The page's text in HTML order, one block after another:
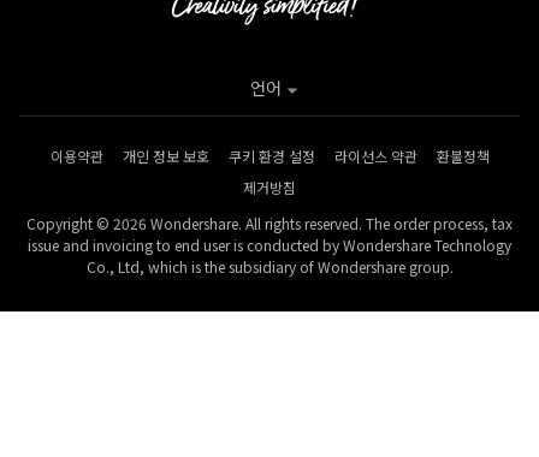
이용약관 개인 정보 보호 쿠키 환경 설정 라이선스 약관
환불정책
제거방침
Copyright © 2026 Wondershare. All rights reserved. The order process, tax
issue and invoicing to end user is conducted by Wondershare Technology
Co., Ltd, which is the subsidiary of Wondershare group.
언어